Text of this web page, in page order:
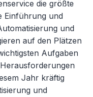
die größte
Einführung und
und
auf den Plätzen
Aufgaben
Jahr kräftig
und